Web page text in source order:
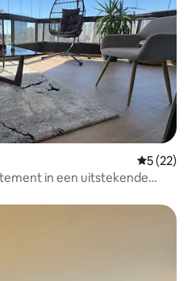
5 (22)
in een uitstekende